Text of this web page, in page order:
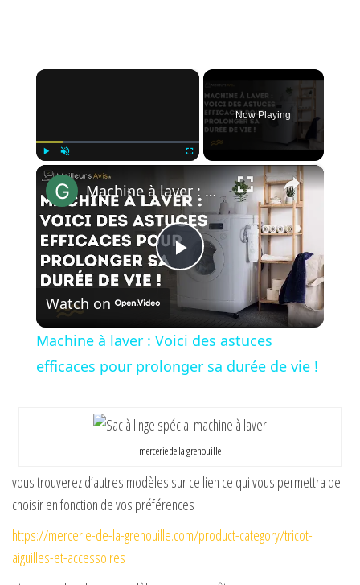
×
Now Playing
×
P
l
a
y
V
i
Machine à laver : Voici des astuces efficaces pour prolonger sa durée de vie !
Watch on
Machine à laver : Voici des astuces
efficaces pour prolonger sa durée de vie !
mercerie de la grenouille
vous trouverez d’autres modèles sur ce lien ce qui vous permettra de
choisir en fonction de vos préférences
https://mercerie-de-la-grenouille.com/product-category/tricot-
aiguilles-et-accessoires